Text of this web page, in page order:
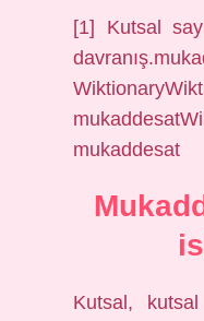
[1] Kutsal
mukaddesat
Kutsal,